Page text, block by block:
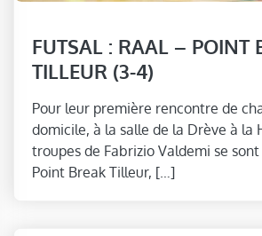
FUTSAL : RAAL – POINT
TILLEUR (3-4)
Pour leur première rencontre de
domicile, à la salle de la Drève à la
troupes de Fabrizio Valdemi se
Point Break Tilleur, […]